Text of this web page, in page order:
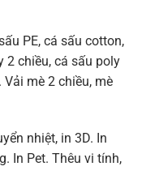
PE, cá sấu cotton,
2 chiều, cá sấu poly
mè 2 chiều, mè
nhiệt, in 3D. In
In Pet. Thêu vi tính,